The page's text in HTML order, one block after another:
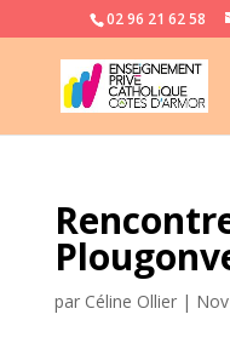
02 96 21 62 58
par Céline Ollier|